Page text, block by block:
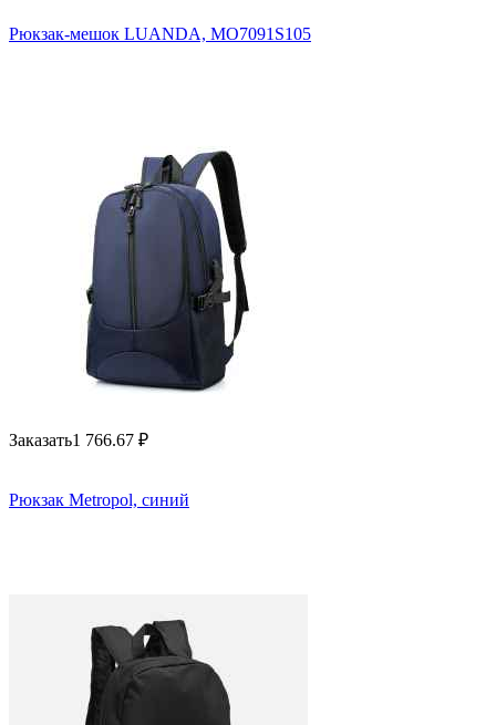
Рюкзак-мешок LUANDA, MO7091S105
Заказать1 766.67 ₽
Рюкзак Metropol, синий